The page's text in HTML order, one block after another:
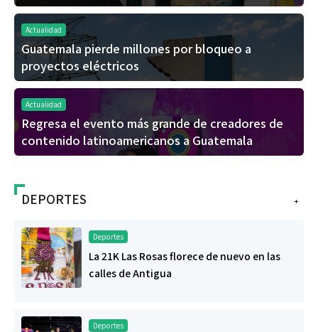
Actualidad
Guatemala pierde millones por bloqueo a
proyectos eléctricos
Actualidad
Regresa el evento más grande de creadores de
contenido latinoamericanos a Guatemala
+
DEPORTES
Deportes
La 21K Las Rosas florece de nuevo en las
calles de Antigua
Deportes